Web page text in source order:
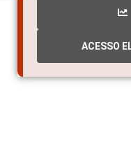
ACESSO